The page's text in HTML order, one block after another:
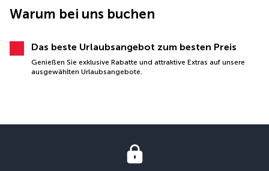
Warum bei uns buchen
Das beste Urlaubsangebot zum besten Preis
Genießen Sie exklusive Rabatte und attraktive Extras auf unsere
ausgewählten Urlaubsangebote.